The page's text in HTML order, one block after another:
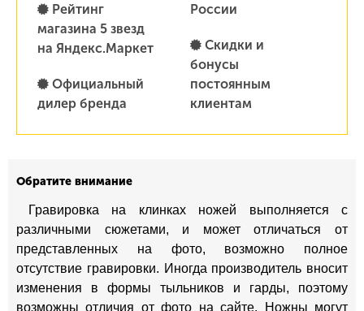
Рейтинг
магазина 5 звезд
на Яндекс.Маркет
Официальный
дилер бренда
России
Скидки и
бонусы
постоянным
клиентам
Обратите внимание
Гравировка на клинках ножей выполняется с
различными сюжетами, и может отличаться от
представленных на фото, возможно полное
отсутствие гравировки. Иногда производитель вносит
изменения в формы тыльников и гарды, поэтому
возможны отличия от фото на сайте. Ножны могут